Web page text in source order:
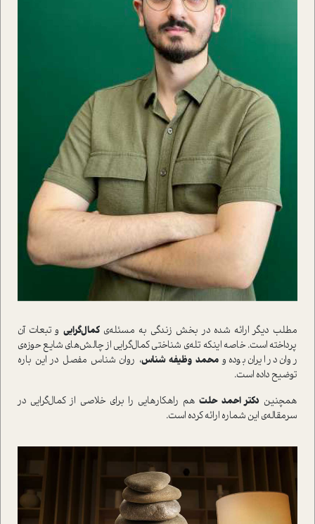
مطلب ديگر ارائه شده در بخش زندگي به مسئله‌يکمال‌گرايي و تبعات آن
پرداخته است. خاصه اينکه تله‌ي ‌شناختي کمال‌گرايي از چالش‌هاي شايع حوزه‌ي
روان در ايران بوده ومحمد وظيفه شناس، روان شناس مفصل در اين باره
توضيح داده است.
همچنين دکتر احمد حلتهم راهکارهايي را براي خلاصي از کمال‌گرايي در
سرمقاله‌ي اين شماره ارائه کرده است.